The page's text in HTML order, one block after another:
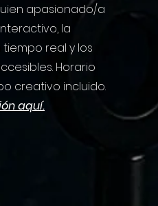
apasionado/a
la
real y los
Horario
creativo incluido.
aquí.